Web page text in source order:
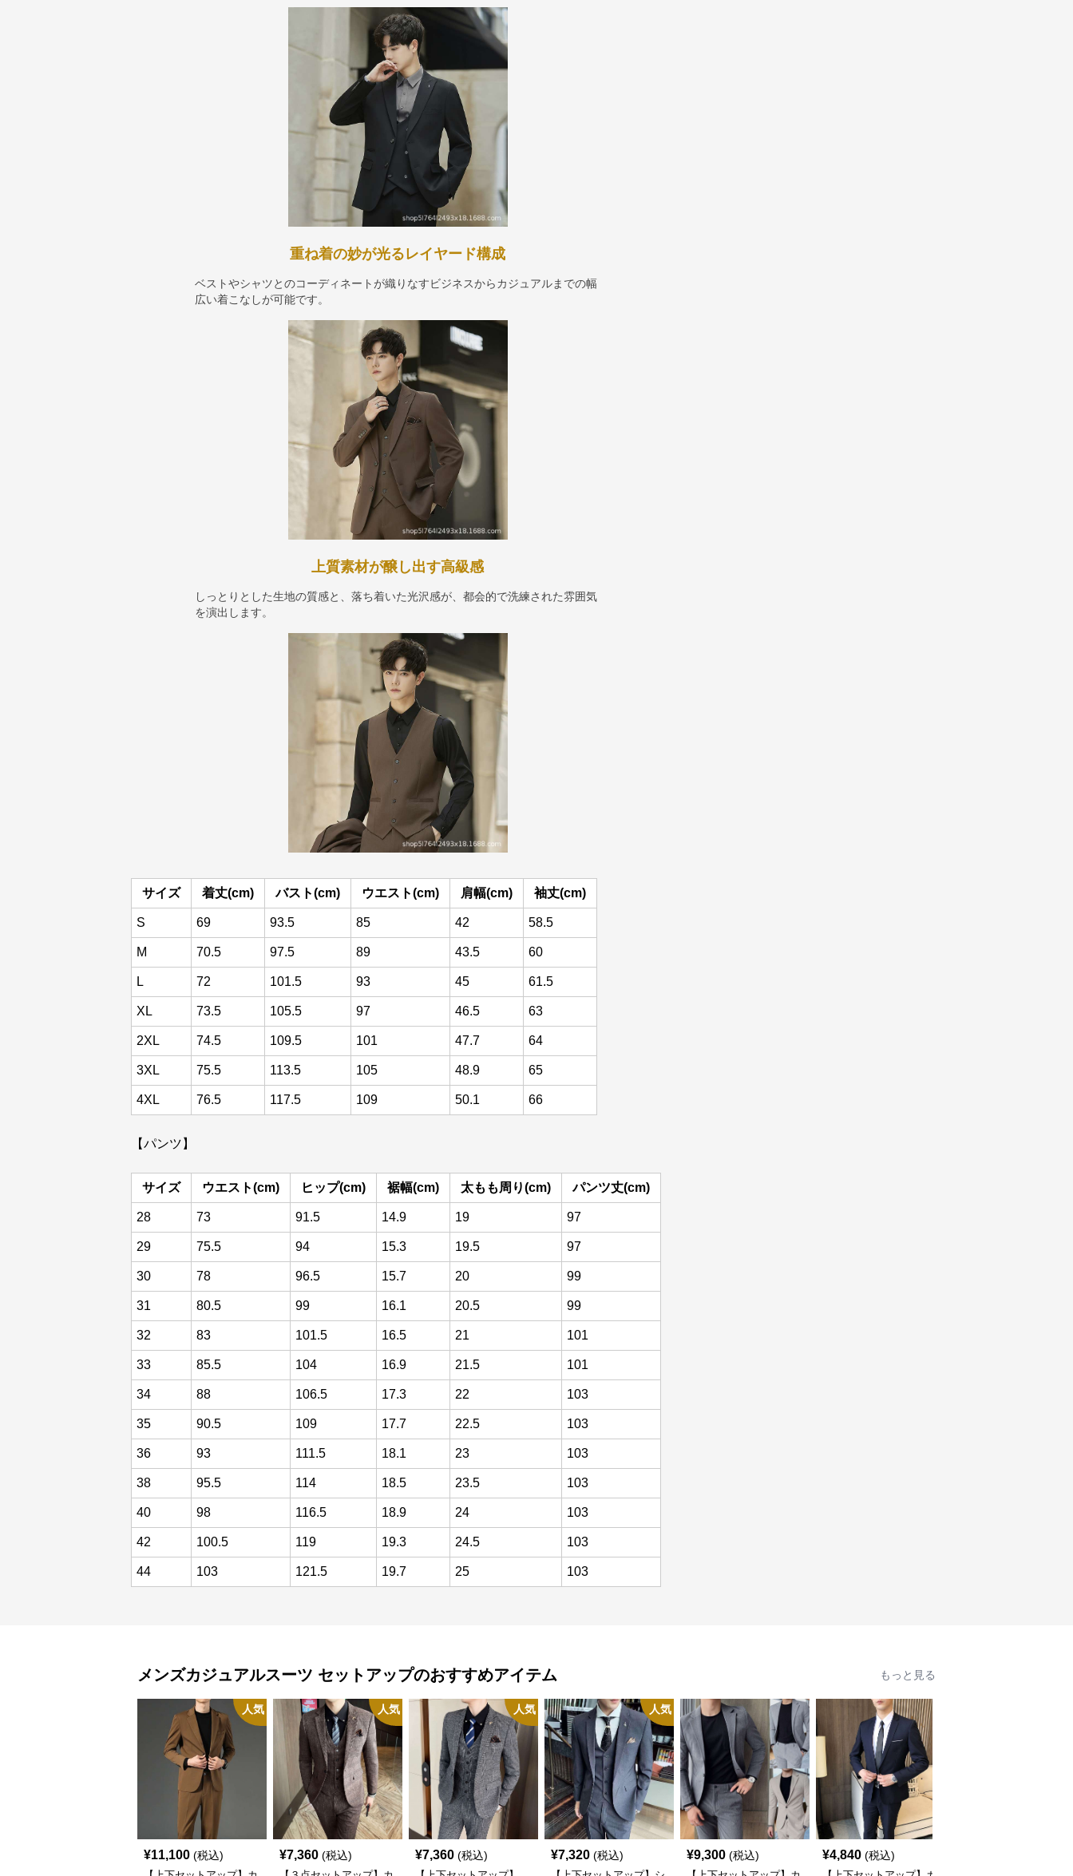
重ね着の妙が光るレイヤード構成
ベストやシャツとのコーディネートが織りなすビジネスからカジュアルまでの幅
広い着こなしが可能です。
上質素材が醸し出す高級感
しっとりとした生地の質感と、落ち着いた光沢感が、都会的で洗練された雰囲気
を演出します。
サイズ 着丈(cm) バスト(cm) ウエスト(cm) 肩幅(cm) 袖丈(cm)
S 69 93.5 85 42 58.5
M 70.5 97.5 89 43.5 60
L 72 101.5 93 45 61.5
XL 73.5 105.5 97 46.5 63
2XL 74.5 109.5 101 47.7 64
3XL 75.5 113.5 105 48.9 65
4XL 76.5 117.5 109 50.1 66
【パンツ】
サイズ ウエスト(cm) ヒップ(cm) 裾幅(cm) 太もも周り(cm) パンツ丈(cm)
28 73 91.5 14.9 19 97
29 75.5 94 15.3 19.5 97
30 78 96.5 15.7 20 99
31 80.5 99 16.1 20.5 99
32 83 101.5 16.5 21 101
33 85.5 104 16.9 21.5 101
34 88 106.5 17.3 22 103
35 90.5 109 17.7 22.5 103
36 93 111.5 18.1 23 103
38 95.5 114 18.5 23.5 103
40 98 116.5 18.9 24 103
42 100.5 119 19.3 24.5 103
44 103 121.5 19.7 25 103
メンズカジュアルスーツ セットアップのおすすめアイテム もっと見る
人気
¥11,100 (税込)
人気
¥7,360 (税込)
人気
¥7,360 (税込)
人気
¥7,320 (税込) ¥9,300 (税込) ¥4,840 (税込)